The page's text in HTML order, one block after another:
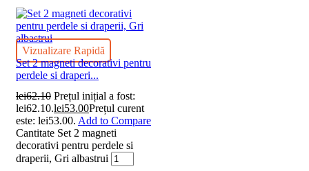
Vizualizare Rapidă
Set 2 magneti decorativi pentru
perdele si draperi...
lei62.10 Prețul inițial a fost:
lei62.10.lei53.00Prețul curent
este: lei53.00. Add to Compare
Cantitate Set 2 magneti
decorativi pentru perdele si
draperii, Gri albastrui